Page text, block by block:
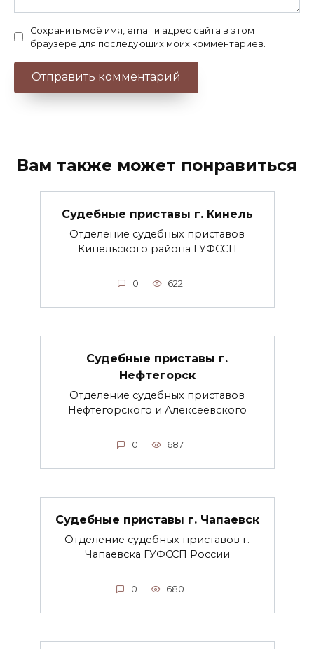
Сохранить моё имя, email и адрес сайта в этом
браузере для последующих моих комментариев.
Вам также может понравиться
Судебные приставы г. Кинель
Отделение судебных приставов
Кинельского района ГУФССП
0 622
Судебные приставы г.
Нефтегорск
Отделение судебных приставов
Нефтегорского и Алексеевского
0 687
Судебные приставы г. Чапаевск
Отделение судебных приставов г.
Чапаевска ГУФССП России
0 680